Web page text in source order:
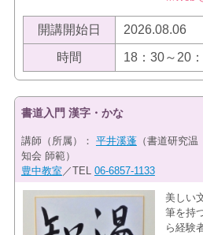
開講開始日 2026.08.06
時間 18：30～20
書道入門 漢字・かな
講師（所属）： 平井溪蓬（書道研究温
知会 師範）
豊中教室 ／TEL 06-6857-1133
美しい
筆を持
ら経験